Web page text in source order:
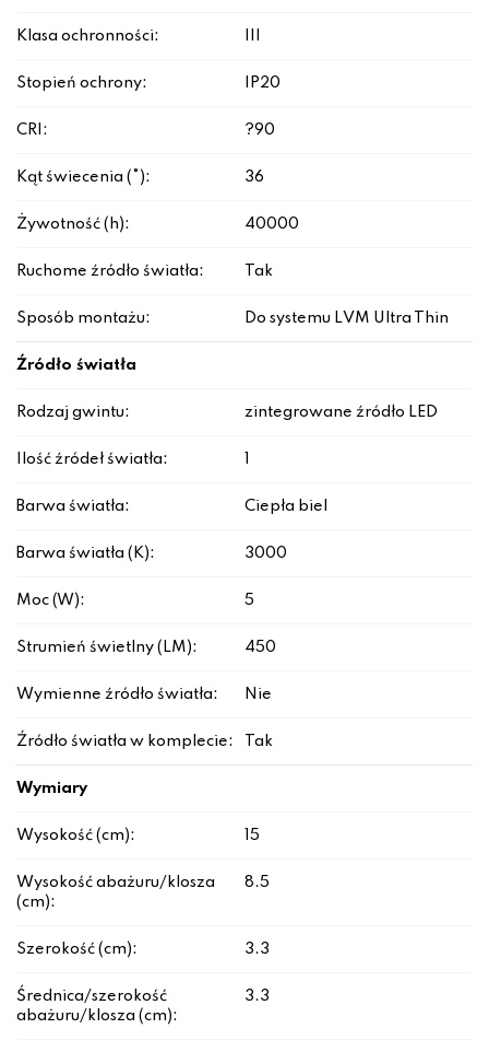
Klasa ochronności:
Stopień ochrony: IP20
CRI: ?90
Kąt świecenia (°): 36
Żywotność (h): 40000
Ruchome źródło światła: Tak
Sposób montażu: Do systemu LVM Ultra Thin
Źródło światła
Rodzaj gwintu: zintegrowane źródło LED
Ilość źródeł światła:
Barwa światła: Ciepła biel
Barwa światła (K): 3000
Moc (W): 5
Strumień świetlny (LM): 450
Wymienne źródło światła: Nie
Źródło światła w komplecie: Tak
Wymiary
Wysokość (cm): 15
Wysokość abażuru/klosza
(cm):
8.5
Szerokość (cm): 3.3
Średnica/szerokość
abażuru/klosza (cm):
3.3